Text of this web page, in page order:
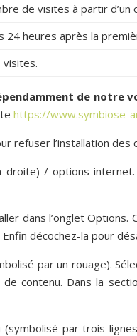
de visites à partir d’un
24 heures après la
visites.
de notre
https://www.symbiose-
refuser l’installation des
/ options
dans l’onglet Options.
décochez-la pour
par un rouage).
contenu. Dans la
par trois